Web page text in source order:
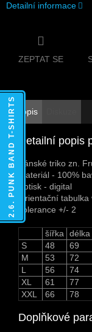
Detailní informace
ZEPTAT SE
Popis
Detailní popis
Pánské triko zn.
Materiál - 100%
Potisk - digital
Orientační
Tolerance +/- 2
šířka
délka
S
48
69
M
53
72
L
56
74
XL
61
77
XXL
66 78
Doplňkové
2.6. PUNK BAND T-SHIRTS